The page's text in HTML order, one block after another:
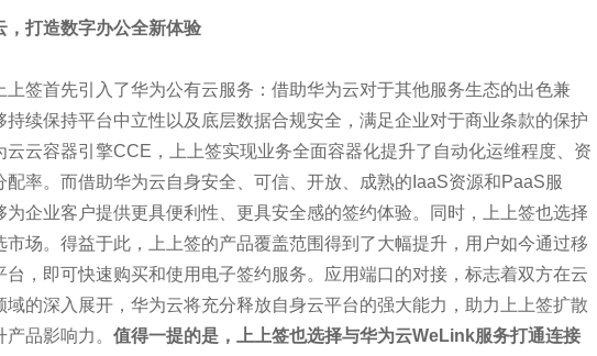
，打造数字办公全新体验
上签首先引入了华为公有云服务：借助华为云对于其他服务生态的出色兼
持续保持平台中立性以及底层数据合规安全，满足企业对于商业条款的保护
云云容器引擎CCE，上上签实现业务全面容器化提升了自动化运维程度、资
配率。而借助华为云自身安全、可信、开放、成熟的IaaS资源和PaaS服
为企业客户提供更具便利性、更具安全感的签约体验。同时，上上签也选择
市场。得益于此，上上签的产品覆盖范围得到了大幅提升，用户如今通过移
台，即可快速购买和使用电子签约服务。应用端口的对接，标志着双方在云
域的深入展开，华为云将充分释放自身云平台的强大能力，助力上上签扩散
品影响力。 值得一提的是，上上签也选择与华为云WeLink服务打通连接